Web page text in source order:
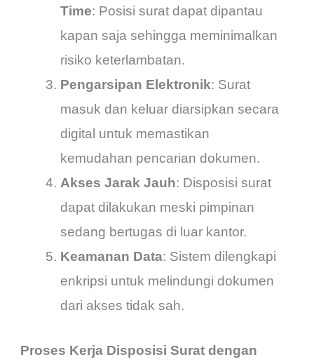
Time: Posisi surat dapat dipantau
kapan saja sehingga meminimalkan
risiko keterlambatan.
Pengarsipan Elektronik: Surat
masuk dan keluar diarsipkan secara
digital untuk memastikan
kemudahan pencarian dokumen.
Akses Jarak Jauh: Disposisi surat
dapat dilakukan meski pimpinan
sedang bertugas di luar kantor.
Keamanan Data: Sistem dilengkapi
enkripsi untuk melindungi dokumen
dari akses tidak sah.
Proses Kerja Disposisi Surat dengan